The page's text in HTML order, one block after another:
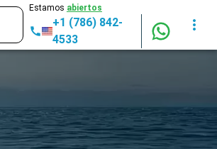
Estamos abiertos
+1 (786) 842-
4533